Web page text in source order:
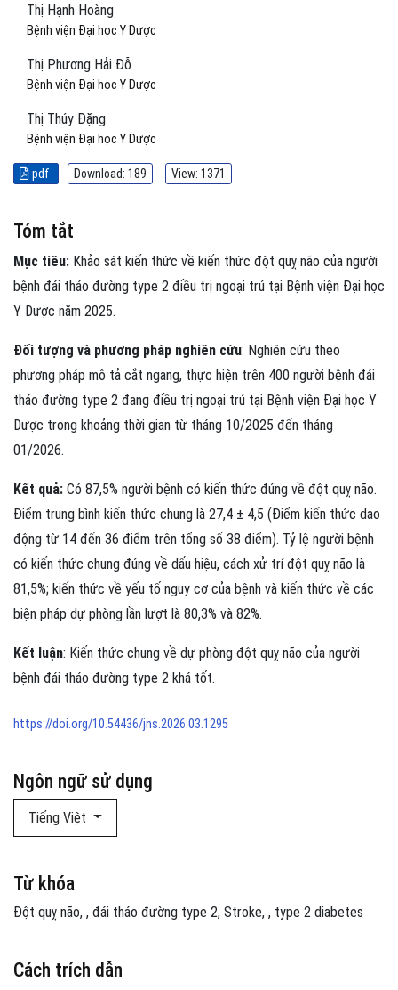
Thị Hạnh Hoàng
Bệnh viện Đại học Y Dược
Thị Phương Hải Đỗ
Bệnh viện Đại học Y Dược
Thị Thúy Đặng
Bệnh viện Đại học Y Dược
pdf Download: 189 View: 1371
Ngôn ngữ sử dụng
Tiếng Việt
Cách trích dẫn
Tóm tắt
Mục tiêu: Khảo sát kiến thức về kiến thức đột quỵ não của người
bệnh đái tháo đường type 2 điều trị ngoại trú tại Bệnh viện Đại học
Y Dược năm 2025.
Đối tượng và phương pháp nghiên cứu: Nghiên cứu theo
phương pháp mô tả cắt ngang, thực hiện trên 400 người bệnh đái
tháo đường type 2 đang điều trị ngoại trú tại Bệnh viện Đại học Y
Dược trong khoảng thời gian từ tháng 10/2025 đến tháng
01/2026.
Kết quả: Có 87,5% người bệnh có kiến thức đúng về đột quỵ não.
Điểm trung bình kiến thức chung là 27,4 ± 4,5 (Điểm kiến thức dao
động từ 14 đến 36 điểm trên tổng số 38 điểm). Tỷ lệ người bệnh
có kiến thức chung đúng về dấu hiệu, cách xử trí đột quỵ não là
81,5%; kiến thức về yếu tố nguy cơ của bệnh và kiến thức về các
biện pháp dự phòng lần lượt là 80,3% và 82%.
Kết luận: Kiến thức chung về dự phòng đột quỵ não của người
bệnh đái tháo đường type 2 khá tốt.
https://doi.org/10.54436/jns.2026.03.1295
Từ khóa
Đột quỵ não , đái tháo đường type 2 Stroke , type 2 diabetes